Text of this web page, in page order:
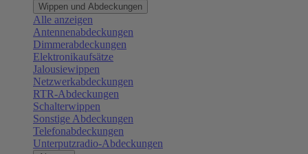
Wippen und Abdeckungen
Alle anzeigen
Antennenabdeckungen
Dimmerabdeckungen
Elektronikaufsätze
Jalousiewippen
Netzwerkabdeckungen
RTR-Abdeckungen
Schalterwippen
Sonstige Abdeckungen
Telefonabdeckungen
Unterputzradio-Abdeckungen